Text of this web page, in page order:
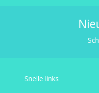
Snelle links